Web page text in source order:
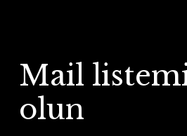
Mail
olun